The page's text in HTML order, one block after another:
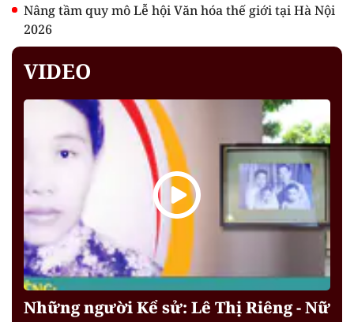
Nâng tầm quy mô Lễ hội Văn hóa thế giới tại Hà Nội
2026
VIDEO
Những người Kể sử: Lê Thị Riêng - Nữ